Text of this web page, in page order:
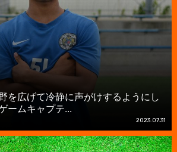
を広げて冷静に声がけするようにし
ームキャプテ...
2023.07.31